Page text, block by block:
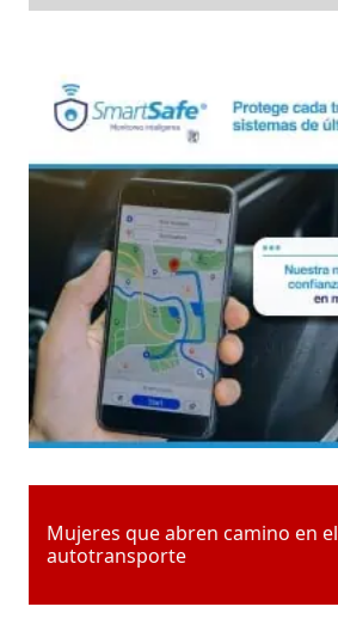
Mujeres que abren camino en el
autotransporte